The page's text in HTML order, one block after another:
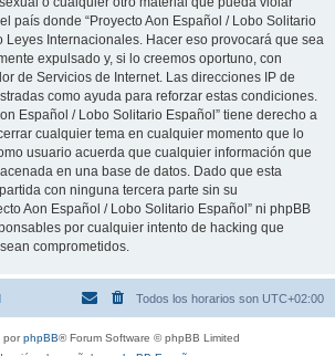
país donde “Proyecto Aon Español / Lobo Solitario
Leyes Internacionales. Hacer eso provocará que sea
expulsado y, si lo creemos oportuno, con
de Servicios de Internet. Las direcciones IP de
como ayuda para reforzar estas condiciones.
Español / Lobo Solitario Español” tiene derecho a
cualquier tema en cualquier momento que lo
usuario acuerda que cualquier información que
en una base de datos. Dado que esta
con ninguna tercera parte sin su
Aon Español / Lobo Solitario Español” ni phpBB
por cualquier intento de hacking que
comprometidos.
Todos los horarios son UTC+02:00
porphpBB® Forum Software © phpBB Limited